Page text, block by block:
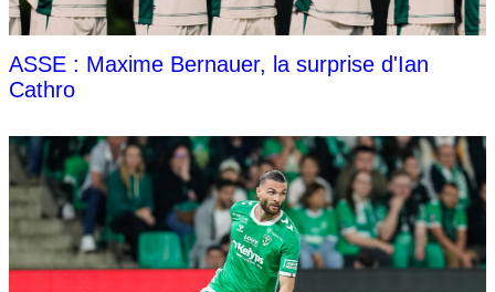
ASSE : Maxime Bernauer, la surprise d'Ian
Cathro